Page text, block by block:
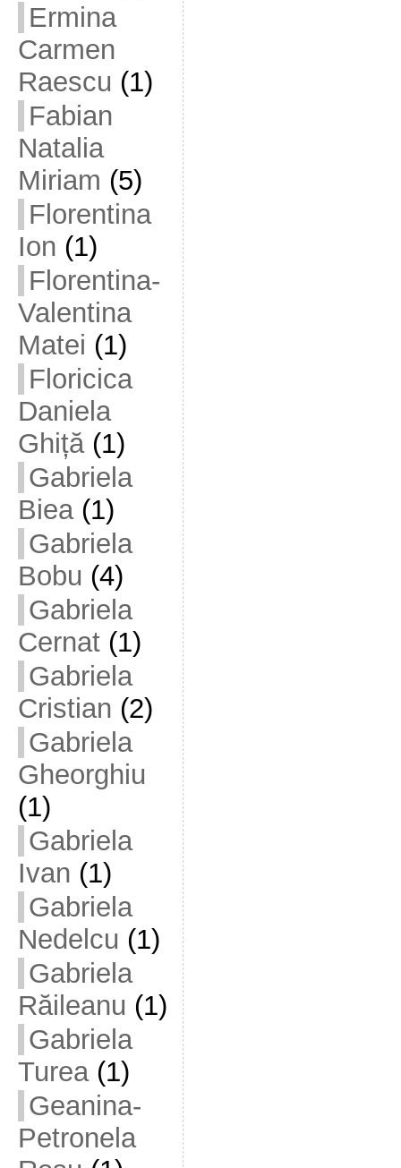
Ermina
Carmen
Raescu (1)
Fabian
Natalia
Miriam (5)
Florentina
Ion (1)
Florentina-
Valentina
Matei (1)
Floricica
Daniela
Ghiță(1)
Gabriela
Biea(1)
Gabriela
Bobu (4)
Gabriela
Cernat(1)
Gabriela
Cristian (2)
Gabriela
Gheorghiu
(1)
Gabriela
Ivan (1)
Gabriela
Nedelcu (1)
Gabriela
Răileanu (1)
Gabriela
Turea(1)
Geanina-
Petronela